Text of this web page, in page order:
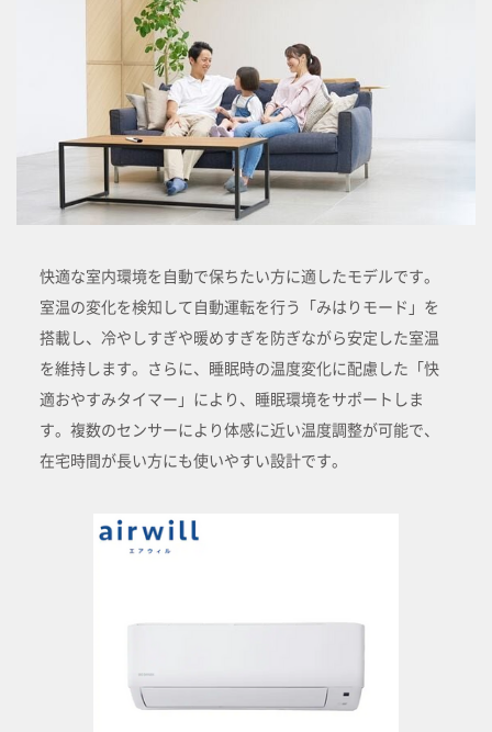
快適な室内環境を自動で保ちたい方に適したモデルです。
室温の変化を検知して自動運転を行う「みはりモード」を
搭載し、冷やしすぎや暖めすぎを防ぎながら安定した室温
を維持します。さらに、睡眠時の温度変化に配慮した「快
適おやすみタイマー」により、睡眠環境をサポートしま
す。複数のセンサーにより体感に近い温度調整が可能で、
在宅時間が長い方にも使いやすい設計です。